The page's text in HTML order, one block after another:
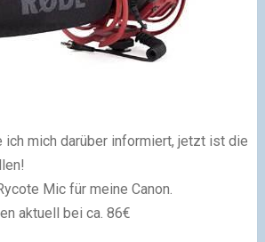
ich mich darüber informiert, jetzt ist die
Mic für meine Canon.
aktuell bei ca. 86€